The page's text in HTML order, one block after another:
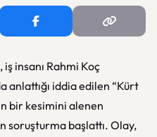
iş insanı Rahmi Koç
anlattığı iddia edilen “Kürt
bir kesimini alenen
soruşturma başlattı. Olay,